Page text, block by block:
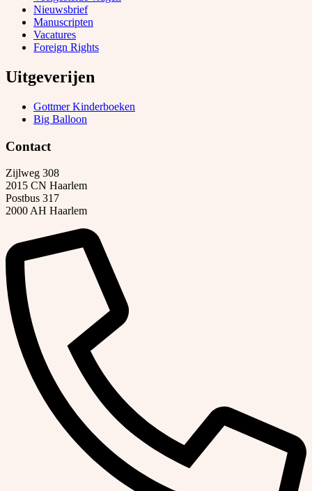
Nieuwsbrief
Manuscripten
Vacatures
Foreign Rights
Uitgeverijen
Gottmer Kinderboeken
Big Balloon
Contact
Zijlweg 308
2015 CN Haarlem
Postbus 317
2000 AH Haarlem